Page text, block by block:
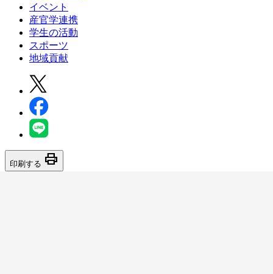
イベント
産官学連携
学生の活動
スポーツ
地域貢献
印刷する print